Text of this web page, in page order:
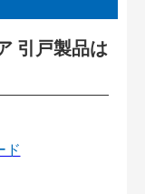
引戸製品は
ド